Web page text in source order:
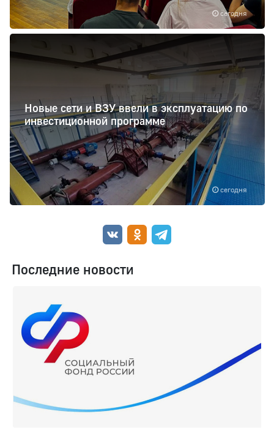
сегодня
сегодня
Новые сети и ВЗУ ввели в эксплуатацию по
инвестиционной программе
Последние новости